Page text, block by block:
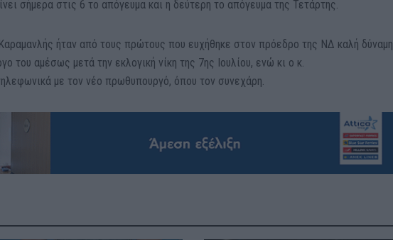
σήμερα στις 6 το απόγευμα και η δεύτερη το απόγευμα της Τετάρτης.
ήταν από τους πρώτους που ευχήθηκε στον πρόεδρο της ΝΔ καλή δύναμη
του αμέσως μετά την εκλογική νίκη της 7ης Ιουλίου, ενώ κι ο κ.
με τον νέο πρωθυπουργό, όπου τον συνεχάρη.